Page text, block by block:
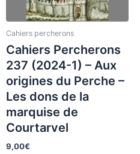
Cahiers percherons
Cahiers Percherons
237 (2024-1) – Aux
origines du Perche –
Les dons de la
marquise de
Courtarvel
9,00€